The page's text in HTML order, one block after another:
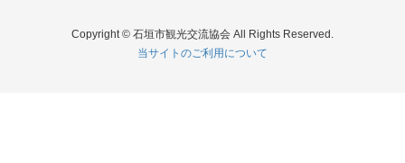
Copyright © 石垣市観光交流協会 All Rights Reserved.
当サイトのご利用について